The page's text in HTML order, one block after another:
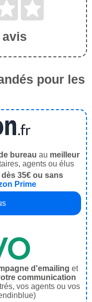
avis
pour les
bureau au meilleur
agents ou élus
35€ ou sans
Prime
d'emailing et
communication
vos agents ou vos